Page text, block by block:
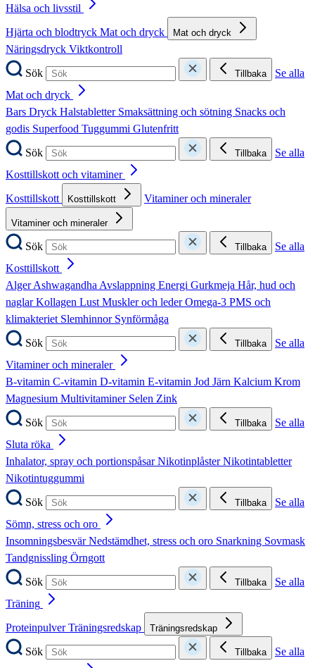
Hälsa och livsstil
Hjärta och blodtryck Mat och dryck Mat och dryck
Näringsdryck Viktkontroll
Sök
Tillbaka
Se alla
Mat och dryck
Bars Dryck Halstabletter Smaksättning och sötning Snacks och
godis Superfood Tuggummi Glutenfritt
Sök
Tillbaka
Se alla
Kosttillskott och vitaminer
Kosttillskott
Kosttillskott Vitaminer och mineraler
Vitaminer och mineraler
Sök Tillbaka
Se alla
Kosttillskott
AlgerAshwagandhaAvslappning Energi Gurkmeja Hår, hud och
naglarKollagen LustMuskler och lederOmega-3 PMS och
klimakteriet Slemhinnor Synförmåga
Sök
Tillbaka
Se alla
Vitaminer och mineraler
B-vitamin C-vitamin D-vitamin E-vitamin Jod Järn Kalcium Krom
Magnesium Multivitaminer Selen Zink
Sök
Tillbaka
Se alla
Sluta röka
Inhalator, spray och portionspåsarNikotinplåsterNikotintabletter
Nikotintuggummi
Sök
Tillbaka
Se alla
Sömn, stress och oro
InsomningsbesvärNedstämdhet, stress och oro Snarkning Sovmask
Tandgnissling Örngott
Sök
Tillbaka
Se alla
Träning
ProteinpulverTräningsredskap Träningsredskap
Sök Tillbaka
Se alla